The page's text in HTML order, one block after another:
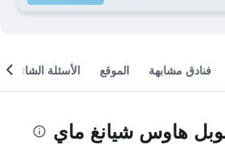
فنادق مشابهة الموقع الأسئلة الشائعة
هاوس شيانغ ماي